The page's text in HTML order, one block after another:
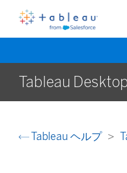
Tableau
Tableau ヘルプ